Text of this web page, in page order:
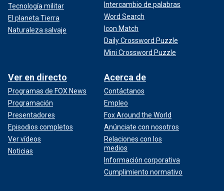
Tecnología militar
El planeta Tierra
Naturaleza salvaje
Intercambio de palabras
Word Search
Icon Match
Daily Crossword Puzzle
Mini Crossword Puzzle
Ver en directo
Programas de FOX News
Programación
Presentadores
Episodios completos
Ver vídeos
Noticias
Acerca de
Contáctanos
Empleo
Fox Around the World
Anúnciate con nosotros
Relaciones con los
medios
Información corporativa
Cumplimiento normativo